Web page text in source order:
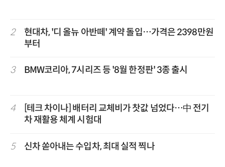
2
현대차, '디 올뉴 아반떼' 계약 돌입…가격은 2398만원
부터
3 BMW코리아, 7시리즈 등 '8월 한정판' 3종 출시
4
[테크 차이나] 배터리 교체비가 찻값 넘었다…中 전기
차 재활용 체계 시험대
5 신차 쏟아내는 수입차, 최대 실적 찍나